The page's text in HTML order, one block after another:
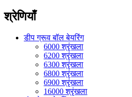
श्रेणियाँ
डीप ग्रूव बॉल बेयरिंग
6000 श्रृंखला
6200 श्रृंखला
6300 श्रृंखला
6800 श्रृंखला
6900 श्रृंखला
16000 श्रृंखला